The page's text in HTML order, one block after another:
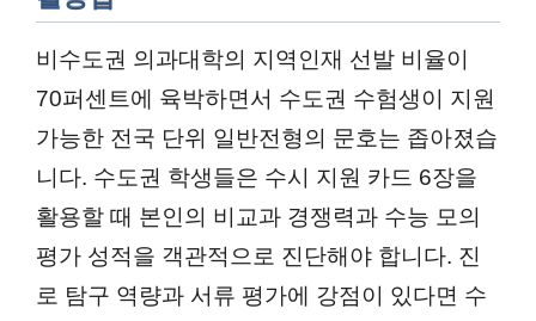
비수도권 의과대학의 지역인재 선발 비율이
70퍼센트에 육박하면서 수도권 수험생이 지원
가능한 전국 단위 일반전형의 문호는 좁아졌습
니다. 수도권 학생들은 수시 지원 카드 6장을
활용할 때 본인의 비교과 경쟁력과 수능 모의
평가 성적을 객관적으로 진단해야 합니다. 진
로 탐구 역량과 서류 평가에 강점이 있다면 수